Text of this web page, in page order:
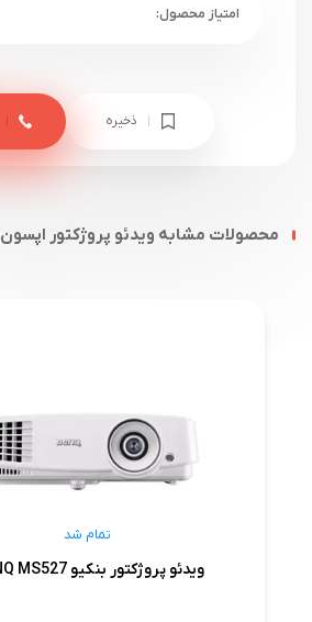
ذخیره
محصولات مشابه ویدئو پروژکتور اپسون EPSON EB-S39
ویدئو پروژکتور بنکیو BENQ MS527
تمام شد